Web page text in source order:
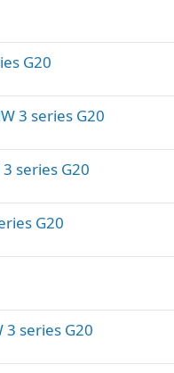
G20
3 series G20
series G20
G20
series G20